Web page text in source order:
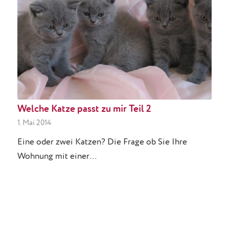
Welche Katze passt zu mir Teil 2
1. Mai 2014
Eine oder zwei Katzen? Die Frage ob Sie Ihre
Wohnung mit einer…